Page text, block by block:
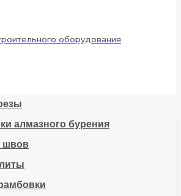
оборудования
алмазного бурения
швов